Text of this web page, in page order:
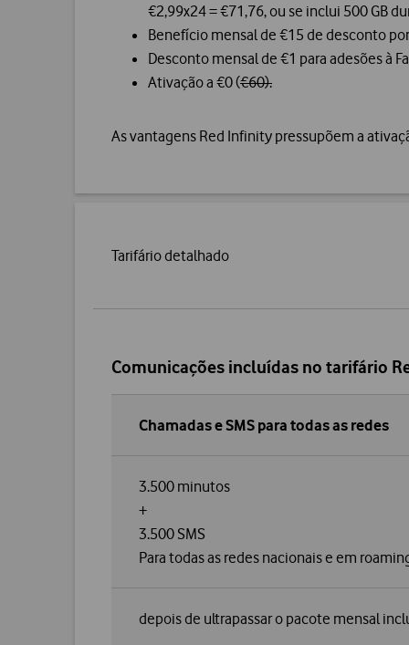
€2,99x24 = €71,76, ou se inclui 500 GB
Benefício mensal de €15 de desconto
Desconto mensal de €1 para adesões à
Ativação a €0 (€60).
As vantagens Red Infinity pressupõem a
Tarifário detalhado
Comunicações incluídas no tarifário
Chamadas e SMS para todas as redes
3.500 minutos
+
3.500 SMS
Para todas as redes nacionais e em
depois de ultrapassar o pacote mensal